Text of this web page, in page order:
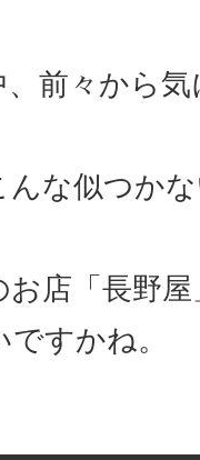
前々から
な似つか
店「長野屋
すかね。